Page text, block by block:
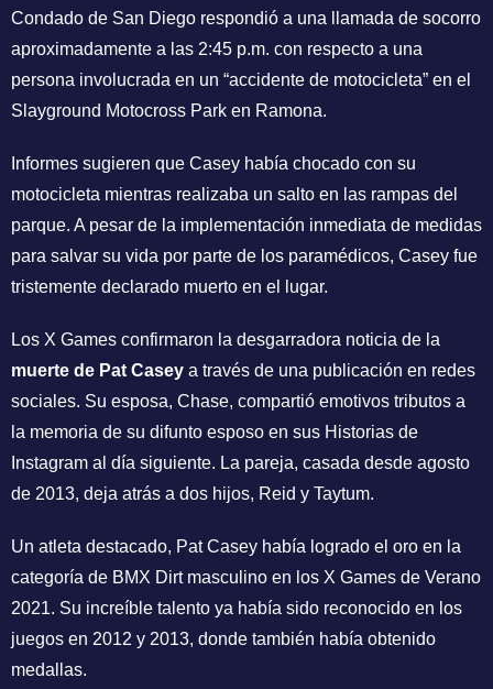
Condado de San Diego respondió a una llamada de socorro
aproximadamente a las 2:45 p.m. con respecto a una
persona involucrada en un “accidente de motocicleta” en el
Slayground Motocross Park en Ramona.
Informes sugieren que Casey había chocado con su
motocicleta mientras realizaba un salto en las rampas del
parque. A pesar de la implementación inmediata de medidas
para salvar su vida por parte de los paramédicos, Casey fue
tristemente declarado muerto en el lugar.
Los X Games confirmaron la desgarradora noticia de la
muerte de Pat Casey a través de una publicación en redes
sociales. Su esposa, Chase, compartió emotivos tributos a
la memoria de su difunto esposo en sus Historias de
Instagram al día siguiente. La pareja, casada desde agosto
de 2013, deja atrás a dos hijos, Reid y Taytum.
Un atleta destacado, Pat Casey había logrado el oro en la
categoría de BMX Dirt masculino en los X Games de Verano
2021. Su increíble talento ya había sido reconocido en los
juegos en 2012 y 2013, donde también había obtenido
medallas.